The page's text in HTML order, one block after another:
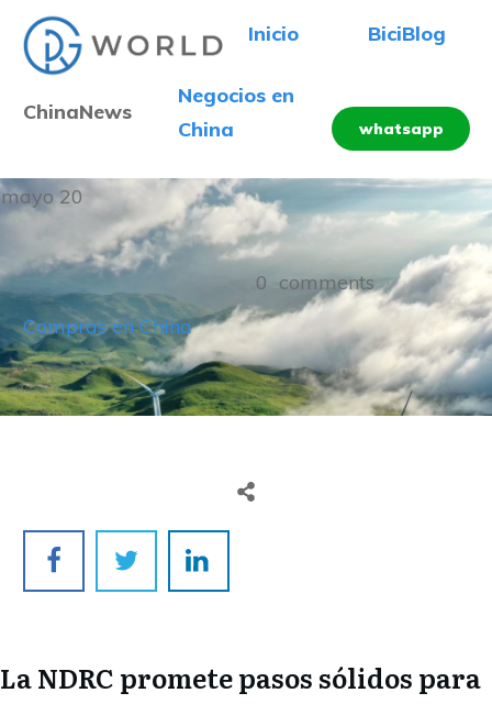
Inicio BiciBlog
ChinaNews
Negocios en
China
whatsapp
mayo 20
Compras en China
0 comments
La NDRC promete pasos sólidos para